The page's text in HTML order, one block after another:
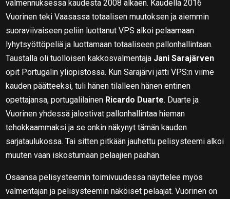
valmennuksessa kaudesta 2008 alkaen. Kaudella 2016
Vuorinen teki Vaasassa totaalisen muutoksen ja aiemmin
suoraviivaiseen peliin luottanut VPS alkoi pelaamaan
lyhytsyöttöpeliä ja luottamaan totaaliseen pallonhallintaan.
Taustalla oli tuolloisen kakkosvalmentaja Jani Sarajärven
opit Portugalin yliopistossa. Kun Sarajärvi jätti VPS:n viime
kauden päätteeksi, tuli hänen tilalleen hänen entinen
opettajansa, portugalilainen Ricardo Duarte. Duarte ja
Vuorinen yhdessä jalostivat pallonhallintaa hieman
tehokkaammaksi ja se onkin näkynyt tämän kauden
sarjataulukossa. Tai sitten pitkään jauhettu pelisysteemi alkoi
muuten vaan iskostumaan pelaajien päähän.
Osaansa pelisysteemin toimivuudessa näyttelee myös
valmentajan ja pelisysteemin näköiset pelaajat. Vuorinen on